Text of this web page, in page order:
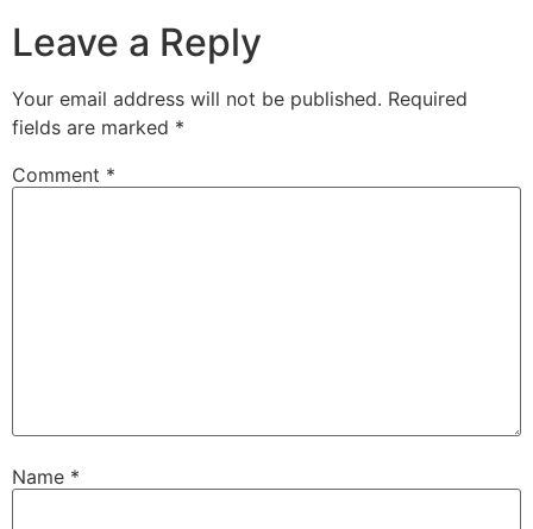
Leave a Reply
Your email address will not be published. Required
fields are marked *
Comment *
Name *